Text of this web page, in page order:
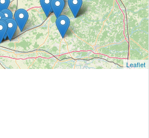
Leaflet